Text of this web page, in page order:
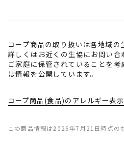
コープ商品の取り扱いは各地域の
詳しくはお近くの生協にお問い合
ご家庭に保管されていることを
は情報を公開しています。
コープ商品(食品)のアレルギー表
この商品情報は2026年7月21日時点の